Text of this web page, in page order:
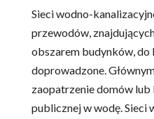
Sieci wodno-
przewodów,
obszarem budynków, do
doprowadzone.
zaopatrzenie domów
publicznej w wodę. Sieci